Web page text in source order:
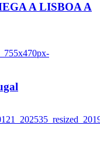
A LISBOA A